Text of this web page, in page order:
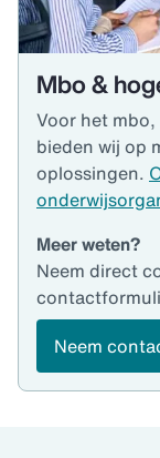
Mbo &
Voor het
bieden wij op
oplossingen.
Meer weten?
Neem direct
Neem